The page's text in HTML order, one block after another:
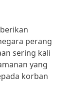
perang
sering kali
yang
korban